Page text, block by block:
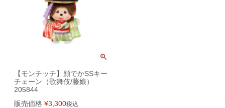
【モンチッチ】顔でかSSキー
チェーン（歌舞伎/藤娘）
205844
販売価格 ¥3,300税込